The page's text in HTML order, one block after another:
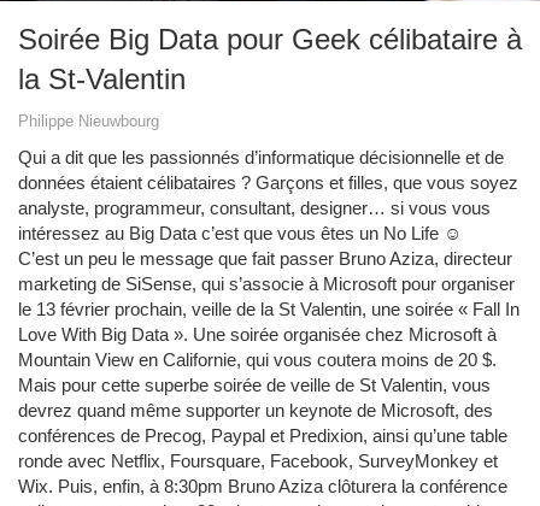
Soirée Big Data pour Geek célibataire à
la St-Valentin
Philippe Nieuwbourg
Qui a dit que les passionnés d’informatique décisionnelle et de
données étaient célibataires ? Garçons et filles, que vous soyez
analyste, programmeur, consultant, designer… si vous vous
intéressez au Big Data c’est que vous êtes un No Life ☺
C’est un peu le message que fait passer Bruno Aziza, directeur
marketing de SiSense, qui s’associe à Microsoft pour organiser
le 13 février prochain, veille de la St Valentin, une soirée « Fall In
Love With Big Data ». Une soirée organisée chez Microsoft à
Mountain View en Californie, qui vous coutera moins de 20 $.
Mais pour cette superbe soirée de veille de St Valentin, vous
devrez quand même supporter un keynote de Microsoft, des
conférences de Precog, Paypal et Predixion, ainsi qu’une table
ronde avec Netflix, Foursquare, Facebook, SurveyMonkey et
Wix. Puis, enfin, à 8:30pm Bruno Aziza clôturera la conférence